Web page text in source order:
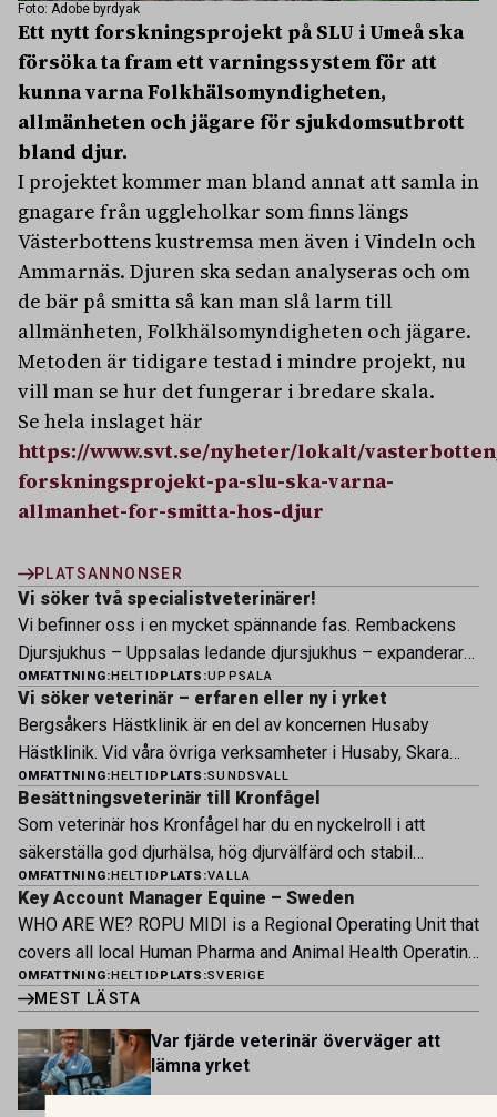
Foto: Adobe byrdyak
Ett nytt forskningsprojekt på SLU i Umeå ska
försöka ta fram ett varningssystem för att
kunna varna Folkhälsomyndigheten,
allmänheten och jägare för sjukdomsutbrott
bland djur.
I projektet kommer man bland annat att samla in
gnagare från uggleholkar som finns längs
Västerbottens kustremsa men även i Vindeln och
Ammarnäs. Djuren ska sedan analyseras och om
de bär på smitta så kan man slå larm till
allmänheten, Folkhälsomyndigheten och jägare.
Metoden är tidigare testad i mindre projekt, nu
vill man se hur det fungerar i bredare skala.
Se hela inslaget här
https://www.svt.se/nyheter/lokalt/
forskningsprojekt-pa-slu-ska-varna-
allmanhet-for-smitta-hos-djur
PLATSANNONSER
Vi söker två specialistveterinärer!
Vi befinner oss i en mycket spännande fas. Rembackens
Djursjukhus – Uppsalas ledande djursjukhus – expanderar
nu sin specialistverksamhet och söker legitimerade
veterinärer med specialistkompetens som vill vara med
och forma vårt nästa kapitel. Hos oss möter du ett
engagerat team, moderna faciliteter och verkliga
möjligheter att bedriva avancerad djursjukvård. Vad vi
erbjuder Särskilt meriterande: […]
OMFATTNING: HELTID PLATS:UPPSALA
Vi söker veterinär – erfaren eller ny i yrket
Bergsåkers Hästklinik är en del av koncernen Husaby
Hästklinik. Vid våra övriga verksamheter i Husaby, Skara
och Bjertorp jobbar idag ett 60-tal medarbetare. Om kliniken
Bergsåkers Hästklinik bedriver veterinärverksamhet i en
modern klinik vid Bergsåkers travbana, Sundsvall. Vi
erbjuder ett mångfasetterat utbud av undersökningar och
behandlingar i välutrustade lokaler. Vi har cirka 7 500
patienter […]
OMFATTNING: HELTID PLATS:SUNDSVALL
Besättningsveterinär till Kronfågel
Som veterinär hos Kronfågel har du en nyckelroll i att
säkerställa god djurhälsa, hög djurvälfärd och stabil
produktion genom hela värdekedjan. Du arbetar nära våra
kontrakterade uppfödare och tillsammans med kollegor
inom produktion, kläckeri, slakt och kvalitet. Rollen präglas
av proaktivt arbete, kunskapsdelning och kontinuerlig
utveckling, där du bidrar till att stärka svensk
OMFATTNING: HELTID PLATS:VALLA
Key Account Manager Equine – Sweden
WHO ARE WE? ROPU MIDI is a Regional Operating Unit that
covers all local Human Pharma and Animal Health Operating
Units across Belgium, Denmark, Norway, Finland, Greece,
Portugal, Sweden, and The Netherlands. MIDI has a
multicultural and diverse work environment. More than
1.800 employees are striving to work together to improve
lives for patients and […]
OMFATTNING: HELTID PLATS:SVERIGE
MEST LÄSTA
Var fjärde veterinär överväger att
lämna yrket